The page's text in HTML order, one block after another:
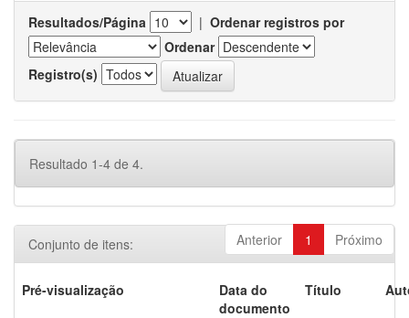
Resultados/Página | Ordenar registros por
Ordenar
Registro(s)
Resultado 1-4 de 4.
Anterior 1 Próximo
Conjunto de itens:
Pré-visualização
Data do
documento
Título